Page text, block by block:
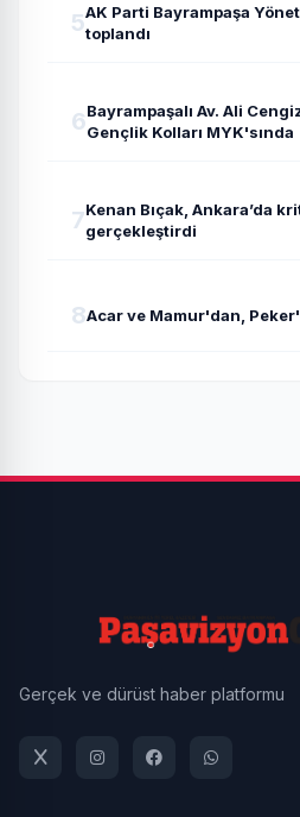
5AK Parti Bayrampaşa
toplandı
6Bayrampaşalı Av. Ali
Gençlik Kolları MYK'sında
7Kenan Bıçak, Ankara’da
gerçekleştirdi
8Acar ve Mamur'dan,
Gerçek ve dürüst haber platformu